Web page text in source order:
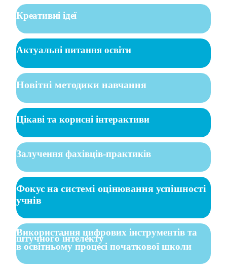
Креативні ідеї
Актуальні питання освіти
Новітні методики навчання
Цікаві та корисні інтерактиви
Залучення фахівців-практиків
Фокус на системі оцінювання успішності
учнів
Використання цифрових інструментів та
штучного інтелекту
в освітньому процесі початкової школи